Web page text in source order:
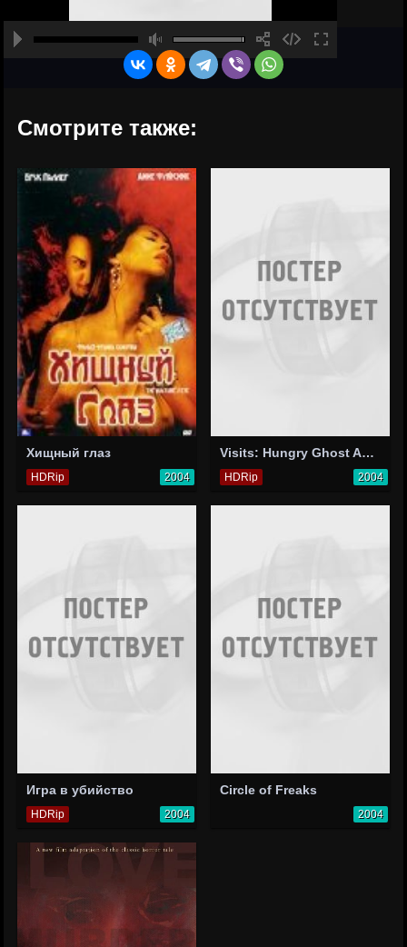
Смотрите также:
Хищный глаз
HDRip 2004
Visits: Hungry Ghost Anthology
HDRip 2004
Игра в убийство
HDRip 2004
Circle of Freaks
2004